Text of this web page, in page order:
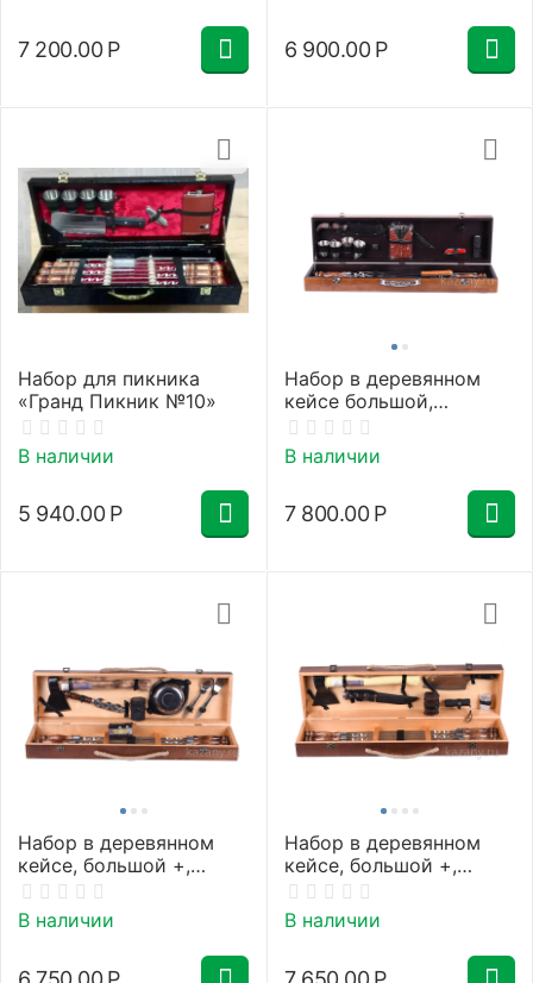
7 200.00 Р 6 900.00 Р
Набор для пикника
«Гранд Пикник №10»
В наличии
5 940.00 Р
Набор в деревянном
кейсе большой,
Классика №3-2, полный
В наличии
7 800.00 Р
Набор в деревянном
кейсе, большой +,
Турист, №5 стандарт
В наличии
Набор в деревянном
кейсе, большой +,
Турист, №5-2 полный
В наличии